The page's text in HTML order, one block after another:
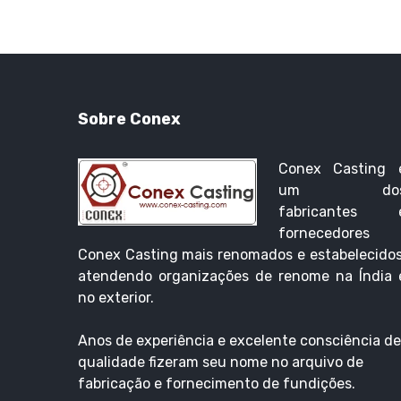
Sobre Conex
Conex Casting
um
fabricantes
fornecedores
Conex Casting mais renomados e
atendendo organizações de renome na Índia
no exterior.
Anos de experiência e excelente consciência de
qualidade fizeram seu nome no arquivo de
fabricação e fornecimento de fundições.